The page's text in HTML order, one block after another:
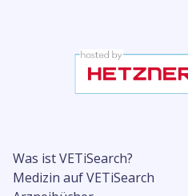
Was ist VETiSearch?
Medizin auf VETiSearch